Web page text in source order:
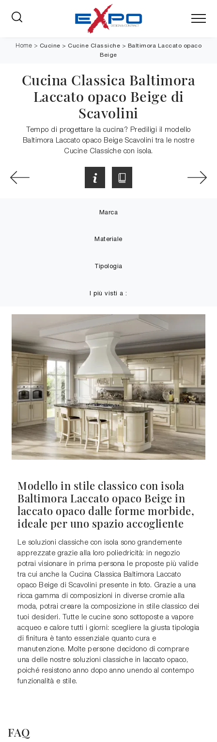
Home > Cucine > Cucine Classiche > Baltimora Laccato opaco
Beige
Cucina Classica Baltimora
Laccato opaco Beige di
Scavolini
Tempo di progettare la cucina? Prediligi il modello
Baltimora Laccato opaco Beige Scavolini tra le nostre
Cucine Classiche con isola.
Marca
Materiale
Tipologia
I più visti a :
Modello in stile classico con isola
Baltimora Laccato opaco Beige in
laccato opaco dalle forme morbide,
ideale per uno spazio accogliente
Le soluzioni classiche con isola sono grandemente
apprezzate grazie alla loro poliedricità: in negozio
potrai visionare in prima persona le proposte più valide
tra cui anche la Cucina Classica Baltimora Laccato
opaco Beige di Scavolini presente in foto. Grazie a una
ricca gamma di composizioni in diverse cromie alla
moda, potrai creare la composizione in stile classico dei
tuoi desideri. Tutte le cucine sono sottoposte a vapore
acqueo e calore tutti i giorni: scegliere la giusta tipologia
di finitura è tanto essenziale quanto cura e
manutenzione. Molte persone decidono di comprare
una delle nostre soluzioni classiche in laccato opaco,
poiché resistono anno dopo anno unendo al contempo
funzionalità e stile.
FAQ